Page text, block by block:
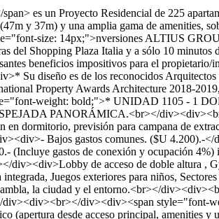
es un Proyecto Residencial de 225
y 37m) y una amplia gama de
size: 14px;">nversiones ALTIUS
del Shopping Plaza Italia y a sólo 10
beneficios impositivos para el
Su diseño es de los reconocidos
Property Awards Architecture 2018-
weight: bold;">* UNIDAD 1105 - 1
PANORÁMICA.<br></
dormitorio, previsión para campana de
Bajos gastos comunes. ($U
(Incluye gastos de conexión y ocupación
de acceso de doble altura ,
Juegos exteriores para niños,
la ciudad y el entorno.<br></
div><div><span
(apertura desde acceso principal,